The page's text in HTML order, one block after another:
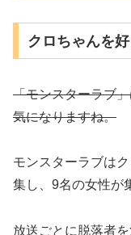
クロちゃんを
「モンスターラブ
気になりますね。
モンスターラブは
集し、9名の女性が
放送ごとに脱落者